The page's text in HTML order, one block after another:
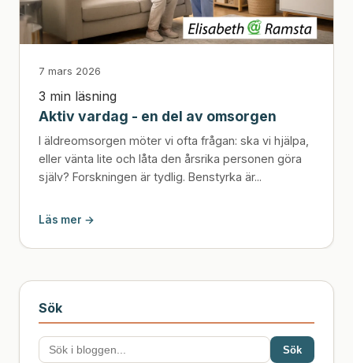
7 mars 2026
3 min läsning
Aktiv vardag - en del av omsorgen
I äldreomsorgen möter vi ofta frågan: ska vi hjälpa,
eller vänta lite och låta den årsrika personen göra
själv? Forskningen är tydlig. Benstyrka är...
Läs mer →
Sök
Sök